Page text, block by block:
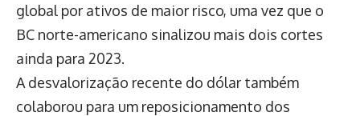
global por ativos de maior risco, uma vez que o
BC norte-americano sinalizou mais dois cortes
ainda para 2023.
A desvalorização recente do dólar também
colaborou para um reposicionamento dos